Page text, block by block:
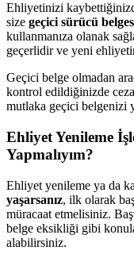
Ehliyetinizi
size geçici sürücü
kullanmanıza olanak
geçerlidir ve yeni
Geçici belge olmadan
kontrol edildiğinizde
mutlaka geçici belgenizi
Ehliyet Yenileme
Yapmalıyım?
Ehliyet yenileme ya da
yaşarsanız, ilk olarak
müracaat etmelisiniz.
belge eksikliği gibi
alabilirsiniz.